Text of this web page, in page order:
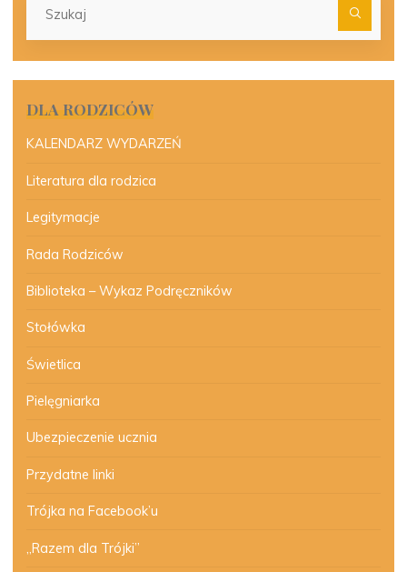
DLA RODZICÓW
KALENDARZ WYDARZEŃ
Literatura dla rodzica
Legitymacje
Rada Rodziców
Biblioteka – Wykaz Podręczników
Stołówka
Świetlica
Pielęgniarka
Ubezpieczenie ucznia
Przydatne linki
Trójka na Facebook’u
„Razem dla Trójki”